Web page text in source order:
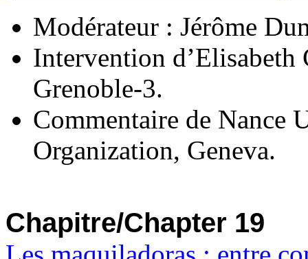
Modérateur : Jérôme
Intervention
Grenoble-3.
Commentaire de Nance
Organization, Geneva.
Chapitre/Chapter 19